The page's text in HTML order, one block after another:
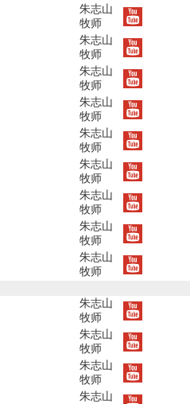
朱志山
牧师
朱志山
牧师
朱志山
牧师
朱志山
牧师
朱志山
牧师
朱志山
牧师
朱志山
牧师
朱志山
牧师
朱志山
牧师
朱志山
牧师
朱志山
牧师
朱志山
牧师
朱志山